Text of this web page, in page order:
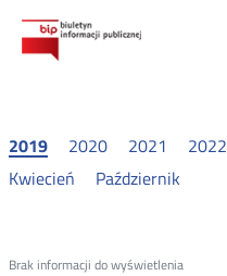
2019 2020 2021 2022
Kwiecień
Październik
Brak informacji do wyświetlenia